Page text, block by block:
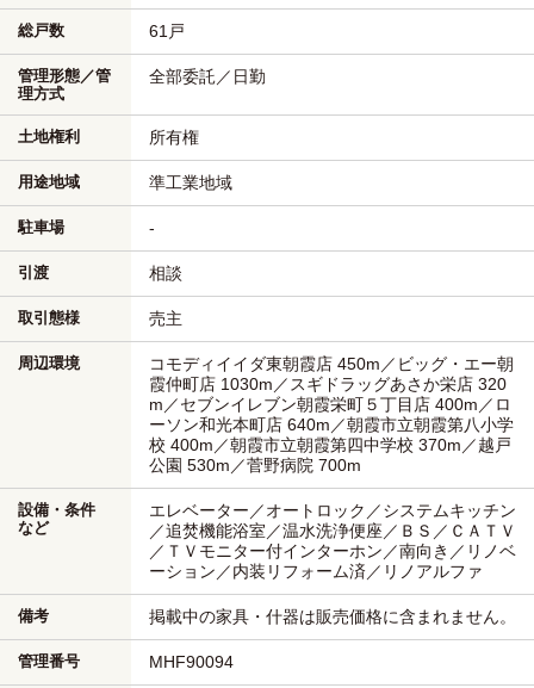
総戸数 61戸
管理形態／管
理方式
全部委託／日勤
土地権利 所有権
用途地域 準工業地域
駐車場 -
引渡 相談
取引態様 売主
周辺環境
コモディイイダ東朝霞店 450m／ビッグ・エー朝
霞仲町店 1030m／スギドラッグあさか栄店 320
m／セブンイレブン朝霞栄町５丁目店 400m／ロ
ーソン和光本町店 640m／朝霞市立朝霞第八小学
校 400m／朝霞市立朝霞第四中学校 370m／越戸
公園 530m／菅野病院 700m
設備・条件
など
エレベーター／オートロック／システムキッチン
／追焚機能浴室／温水洗浄便座／ＢＳ／ＣＡＴＶ
／ＴＶモニター付インターホン／南向き／リノベ
ーション／内装リフォーム済／リノアルファ
備考 掲載中の家具・什器は販売価格に含まれません。
管理番号 MHF90094